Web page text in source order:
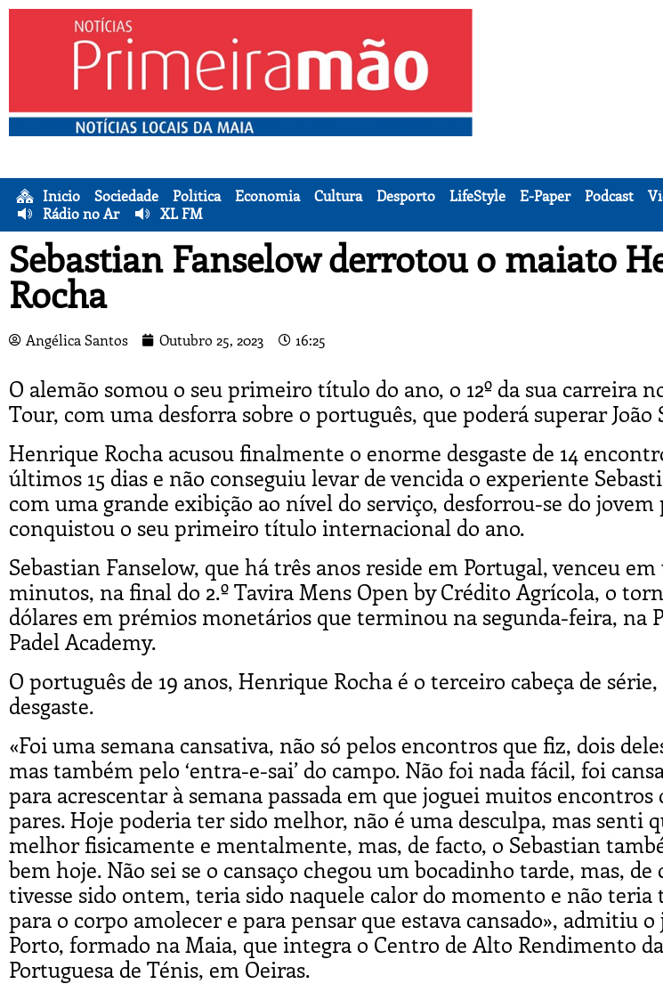
Início Sociedade Política Economia Cultura Desporto LifeStyle E-Paper Podcast
Rádio no Ar
XL FM
Sebastian Fanselow derrotou o maiato
Rocha
Angélica Santos Outubro 25, 2023 16:25
O alemão somou o seu primeiro título do ano, o 12º da sua carreira
Tour, com uma desforra sobre o português, que poderá superar João
Henrique Rocha acusou finalmente o enorme desgaste de 14
últimos 15 dias e não conseguiu levar de vencida o experiente
com uma grande exibição ao nível do serviço, desforrou-se do jovem
conquistou o seu primeiro título internacional do ano.
Sebastian Fanselow, que há três anos reside em Portugal, venceu em
minutos, na final do 2.º Tavira Mens Open by Crédito Agrícola, o
dólares em prémios monetários que terminou na segunda-feira, na
Padel Academy.
O português de 19 anos, Henrique Rocha é o terceiro cabeça de
desgaste.
«Foi uma semana cansativa, não só pelos encontros que fiz, dois
mas também pelo ‘entra-e-sai’ do campo. Não foi nada fácil, foi
para acrescentar à semana passada em que joguei muitos encontros
pares. Hoje poderia ter sido melhor, não é uma desculpa, mas senti
melhor fisicamente e mentalmente, mas, de facto, o Sebastian
bem hoje. Não sei se o cansaço chegou um bocadinho tarde, mas, de
tivesse sido ontem, teria sido naquele calor do momento e não
para o corpo amolecer e para pensar que estava cansado», admitiu
Porto, formado na Maia, que integra o Centro de Alto Rendimento
Portuguesa de Ténis, em Oeiras.